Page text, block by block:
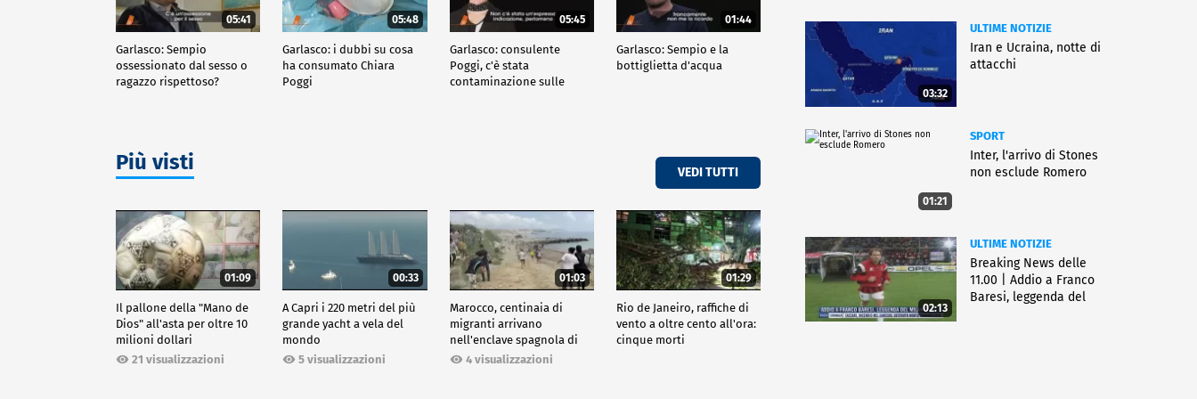
05:41
Garlasco: Sempio
ossessionato dal sesso o
ragazzo rispettoso?
05:48
Garlasco: i dubbi su cosa
ha consumato Chiara
Poggi
05:45
Garlasco: consulente
Poggi, c'è stata
contaminazione sulle
01:44
Garlasco: Sempio e la
bottiglietta d'acqua
Più visti VEDI TUTTI
01:09
Il pallone della "Mano de
Dios" all'asta per oltre 10
milioni dollari
21 visualizzazioni
00:33
A Capri i 220 metri del più
grande yacht a vela del
mondo
5 visualizzazioni
01:03
Marocco, centinaia di
migranti arrivano
nell'enclave spagnola di
Ceuta4 visualizzazioni
01:29
Rio de Janeiro, raffiche di
vento a oltre cento all'ora:
cinque morti
03:32
ULTIME NOTIZIE
Iran e Ucraina, notte di
attacchi
01:21
SPORT
Inter, l'arrivo di Stones
non esclude Romero
02:13
ULTIME NOTIZIE
Breaking News delle
11.00 | Addio a Franco
Baresi, leggenda del